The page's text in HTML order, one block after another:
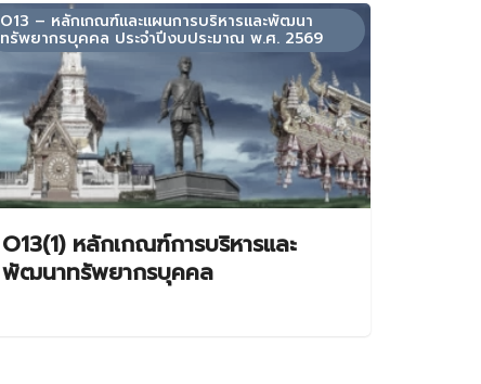
O13 – หลักเกณฑ์และแผนการบริหารและพัฒนา
ทรัพยากรบุคคล ประจำปีงบประมาณ พ.ศ. 2569
O13(1) หลักเกณฑ์การบริหารและ
พัฒนาทรัพยากรบุคคล